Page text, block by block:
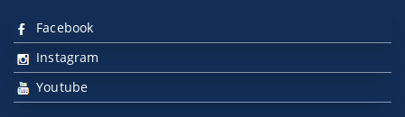
Facebook
Instagram
Youtube